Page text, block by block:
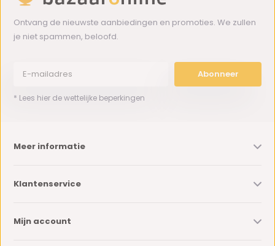
Ontvang de nieuwste aanbiedingen en promoties. We zullen
je niet spammen, beloofd.
Abonneer
* Lees hier de wettelijke beperkingen
Meer informatie
Klantenservice
Mijn account